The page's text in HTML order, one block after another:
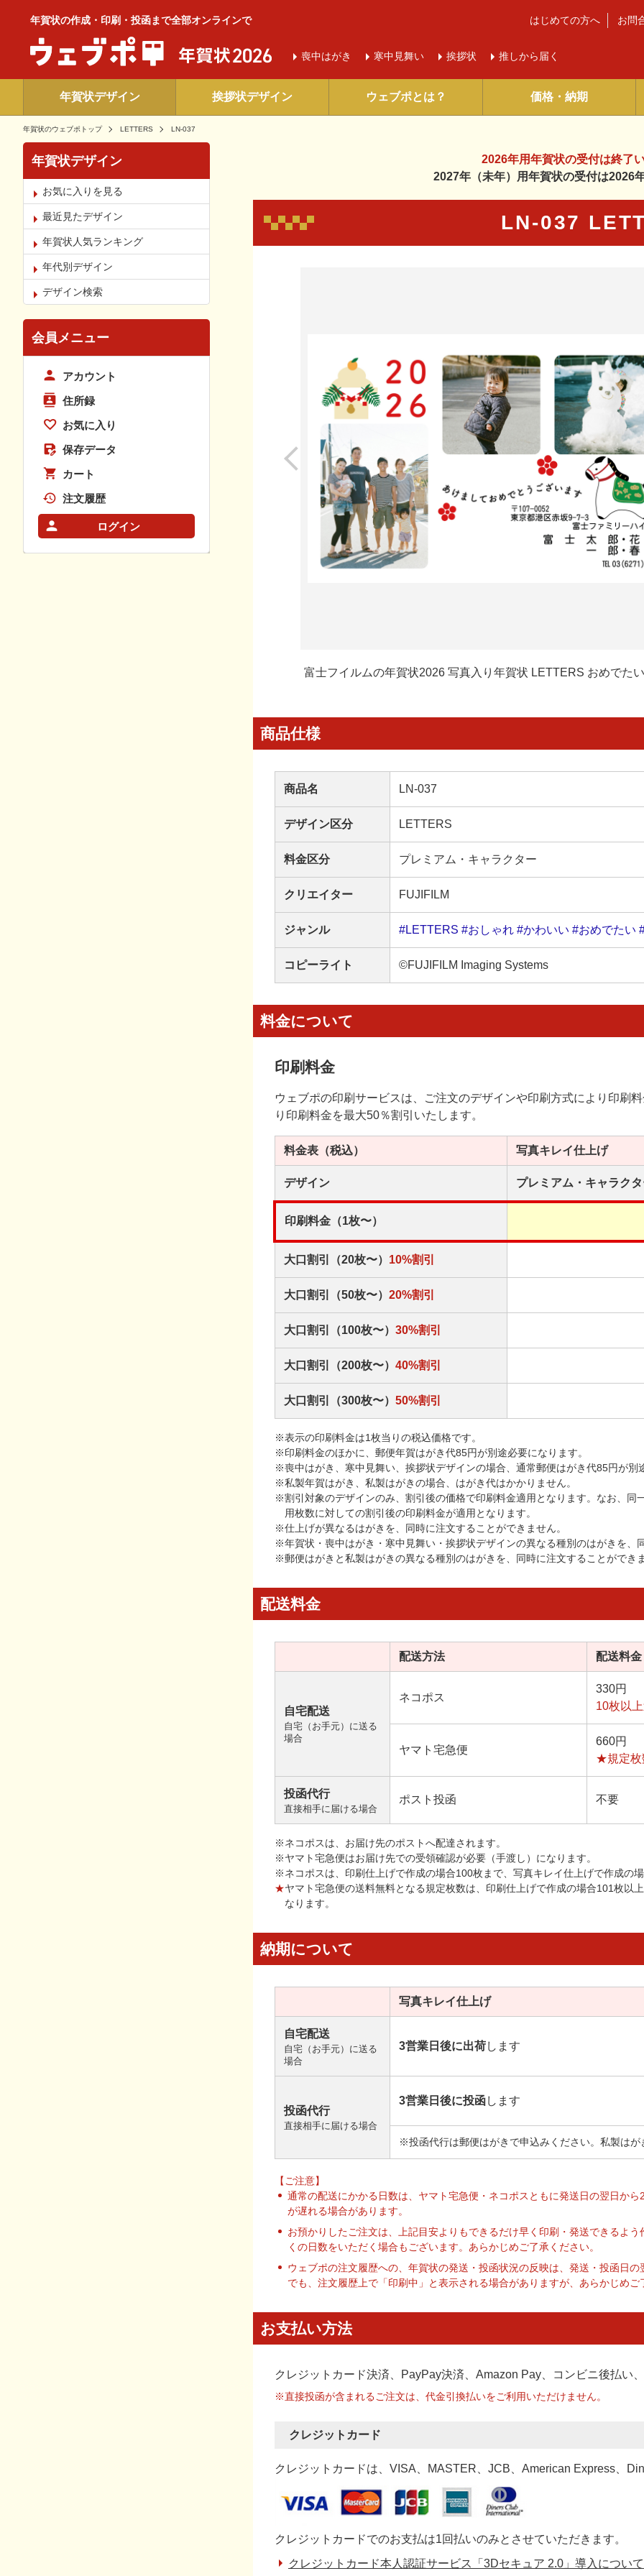
年賀状の作成・印刷・投函まで全部オンラインで
喪中はがき 寒中 見舞い 挨拶状 推しから届く
はじめての方へ お問
年賀状デザイン 挨拶状デザイン ウェブポとは？ 価格・納期
年賀状のウェブポトップ LETTERS LN-037
2026年用年賀状の受付は終了
2027年（未年）用年賀状の受付は2026
LN-037
富士フイルムの年賀状2026 写真入り年賀状 LETTERS おめでた
商品仕様
商品名 LN-037
デザイン区分 LETTERS
料金区分 プレミアム・キャラクター
クリエイター FUJIFILM
ジャンル #LETTERS #おしゃれ #かわいい #おめでたい
コピーライト ©FUJIFILM Imaging Systems
料金について
印刷料金
ウェブポの印刷サービスは、ご注文のデザインや印刷方式により印刷
り印刷料金を最大50％割引いたします。
料金表 （税込） 写真キレイ仕上げ
デザイン プレミアム・ キャラク
印刷料金（1枚〜）
大口割引（20枚〜） 10%割引
大口割引（50枚〜） 20%割引
大口割引（100枚〜） 30%割引
大口割引（200枚〜） 40%割引
大口割引（300枚〜） 50%割引
※表示の印刷料金は1枚当りの税込価格です。
※印刷料金のほかに、郵便年賀はがき代85円が別途必要になります。
※喪中はがき、寒中見舞い、挨拶状デザインの場合、通常郵便はがき代85円が別
※私製年賀はがき、私製はがきの場合、はがき代はかかりません。
※割引対象のデザインのみ、割引後の価格で印刷料金適用となります。なお、同
用枚数に対しての割引後の印刷料金が適用となります。
※仕上げが異なるはがきを、同時に注文することができません。
※年賀状・喪中はがき・寒中見舞い・挨拶状デザインの異なる種別のはがきを、
※郵便はがきと私製はがきの異なる種別のはがきを、同時に注文することができま
配送料金
配送方法 配送料金
自宅配送
自宅（お手元）に送る
場合
ネコポス
330円
10枚以
ヤマト宅急便
660円
★規定枚
投函代行
直接相手に届ける場合
ポスト投函 不要
※ネコポスは、お届け先のポストへ配達されます。
※ヤマト宅急便はお届け先での受領確認が必要（手渡し）になります。
※ネコポスは、印刷仕上げで作成の場合100枚まで、写真キレイ仕上げで作成の
★ヤマト宅急便の送料無料となる規定枚数は、印刷仕上げで作成の場合101枚以
なります。
納期について
写真キレイ仕上げ
自宅配送
自宅（お手元）に送る
場合
3営業日後に出荷します
投函代行
直接相手に届ける場合
3営業日後に投函します
※投函代行は郵便はがきで申込みください。私製はが
【ご注意】
通常の配送にかかる日数は、ヤマト宅急便・ネコポスともに発送日の翌日か
が遅れる場合があります。
お預かりしたご注文は、上記目安よりもできるだけ早く印刷・発送できるよ
くの日数をいただく場合もございます。あらかじめご了承ください。
ウェブポの注文履歴への、年賀状の発送・投函状況の反映は、発送・投函日
でも、注文履歴上で「印刷中」と表示される場合がありますが、あらかじめご
お支払い方法
クレジットカード決済、PayPay決済 、Amazon Pay、コンビニ後払い
※直接投函が含まれるご注文は、代金引換払いをご利用いただけません。
クレジットカード
クレジットカードは、VISA、MASTER、JCB、American Express、
クレジットカードでのお支払は1回払いのみとさせていただきます。
クレジットカード本人認証サービス「3Dセキュア 2.0」導入について
年賀状デザイン
お気に入りを見る
最近見たデザイン
年賀状人気ランキング
年代別デザイン
デザイン検索
会員メニュー
アカウント
住所録
お気に入り
保存データ
カート
注文履歴
ログイン